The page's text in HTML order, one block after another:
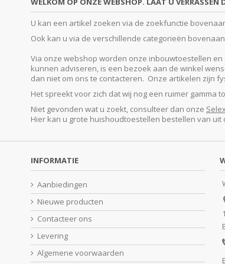
U kan een artikel zoeken via de zoekfunctie
Ook kan u via de verschillende categorieën
Via onze webshop worden onze inbouwtoestellen
kunnen adviseren, is een bezoek aan de winkel
dan niet om ons te contacteren. Onze artikelen zijn
Het spreekt voor zich dat wij nog een ruimer
Niet gevonden wat u zoekt, consulteer dan onze
Hier kan u grote huishoudtoestellen bestellen van
INFORMATIE
Aanbiedingen
Nieuwe producten
Contacteer ons
Levering
Algemene voorwaarden